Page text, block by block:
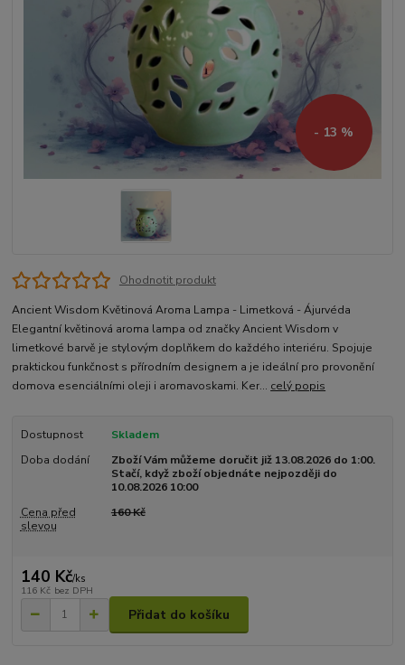
- 13 %
Ohodnotit produkt
Ancient Wisdom Květinová Aroma Lampa - Limetková - Ájurvéda
Elegantní květinová aroma lampa od značky Ancient Wisdom v
limetkové barvě je stylovým doplňkem do každého interiéru. Spojuje
praktickou funkčnost s přírodním designem a je ideální pro provonění
domova esenciálními oleji i aromavoskami. Ker... celý popis
Dostupnost
Skladem
Doba dodání
Zboží Vám můžeme doručit již 13.08.2026 do 1:00.
Stačí, když zboží objednáte nejpozději do
10.08.2026 10:00
Cena před
slevou
160 Kč
140 Kč/ks
116 Kč bez DPH
Přidat do košíku